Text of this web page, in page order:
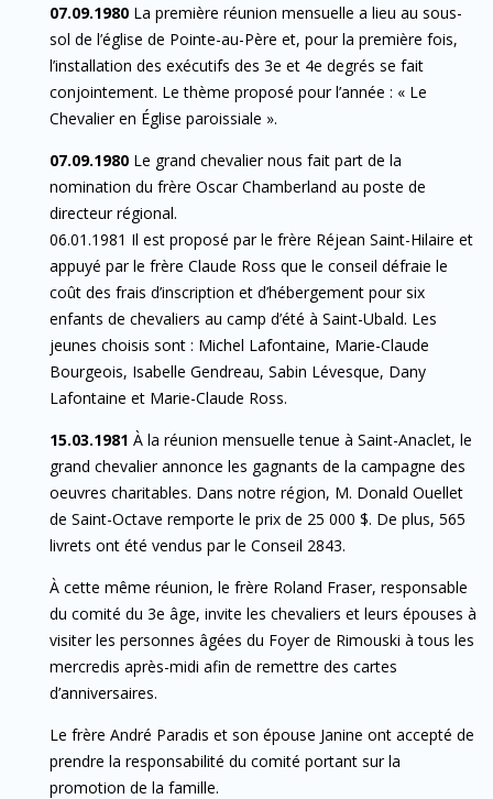
07.09.1980 La première réunion mensuelle a lieu au sous-
sol de l’église de Pointe-au-Père et, pour la première fois,
l’installation des exécutifs des 3e et 4e degrés se fait
conjointement. Le thème proposé pour l’année : « Le
Chevalier en Église paroissiale ».
07.09.1980 Le grand chevalier nous fait part de la
nomination du frère Oscar Chamberland au poste de
directeur régional.
06.01.1981 Il est proposé par le frère Réjean Saint-Hilaire et
appuyé par le frère Claude Ross que le conseil défraie le
coût des frais d’inscription et d’hébergement pour six
enfants de chevaliers au camp d’été à Saint-Ubald. Les
jeunes choisis sont : Michel Lafontaine, Marie-Claude
Bourgeois, Isabelle Gendreau, Sabin Lévesque, Dany
Lafontaine et Marie-Claude Ross.
15.03.1981 À la réunion mensuelle tenue à Saint-Anaclet, le
grand chevalier annonce les gagnants de la campagne des
oeuvres charitables. Dans notre région, M. Donald Ouellet
de Saint-Octave remporte le prix de 25 000 $. De plus, 565
livrets ont été vendus par le Conseil 2843.
À cette même réunion, le frère Roland Fraser, responsable
du comité du 3e âge, invite les chevaliers et leurs épouses à
visiter les personnes âgées du Foyer de Rimouski à tous les
mercredis après-midi afin de remettre des cartes
d’anniversaires.
Le frère André Paradis et son épouse Janine ont accepté de
prendre la responsabilité du comité portant sur la
promotion de la famille.